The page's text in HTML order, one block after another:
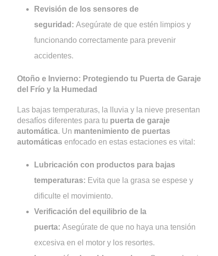
Revisión de los sensores de
seguridad: Asegúrate de que estén limpios y
funcionando correctamente para prevenir
accidentes.
Otoño e Invierno: Protegiendo tu Puerta de Garaje
del Frío y la Humedad
Las bajas temperaturas, la lluvia y la nieve presentan
desafíos diferentes para tu puerta de garaje
automática. Un mantenimiento de puertas
automáticas enfocado en estas estaciones es vital:
Lubricación con productos para bajas
temperaturas: Evita que la grasa se espese y
dificulte el movimiento.
Verificación del equilibrio de la
puerta: Asegúrate de que no haya una tensión
excesiva en el motor y los resortes.